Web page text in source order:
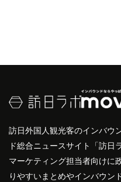
訪日外国人観光客のインバウ
ド総合ニュースサイト「訪日
マーケティング担当者向けに
りやすいまとめやインバウン